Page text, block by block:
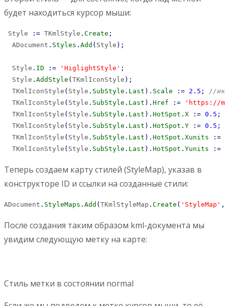
будет находиться курсор мыши:
Style : = TKmlStyle . Create ;
  ADocument
. Styles . Add ( Style ) ;
  Style
. ID : = 'HiglightStyle' ;
  Style
. AddStyle ( TKmlIconStyle ) ;
  TKmlIconStyle
( Style . SubStyle . Last ) . Scale : = 2.5 ;
//
  TKmlIconStyle
( Style . SubStyle . Last ) . Href : =
'https://
  TKmlIconStyle
( Style . SubStyle . Last ) . HotSpot . X : = 0.5 ;
  TKmlIconStyle
( Style . SubStyle . Last ) . HotSpot . Y : = 0.5 ;
  TKmlIconStyle
( Style . SubStyle . Last ) . HotSpot . Xunits : =
  TKmlIconStyle
( Style . SubStyle . Last ) . HotSpot . Yunits : =
Теперь создаем карту стилей (StyleMap), указав в
конструкторе ID и ссылки на созданные стили:
ADocument . StyleMaps . Add ( TKmlStyleMap . Create ( 'StyleMap' ,
После создания таким образом kml-документа мы
увидим следующую метку на карте:
Стиль метки в состоянии normal